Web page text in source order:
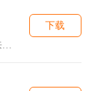
下载